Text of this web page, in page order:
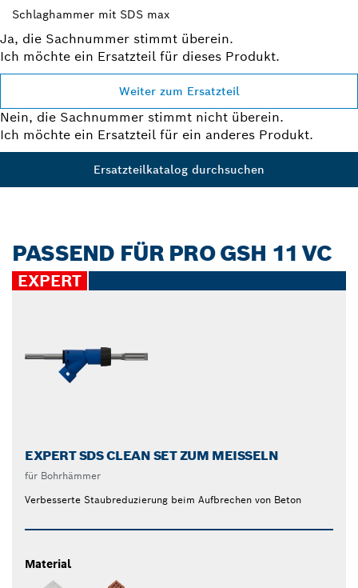
Schlaghammer mit SDS max
Ja, die Sachnummer stimmt überein.
Ich möchte ein Ersatzteil für dieses Produkt.
Weiter zum Ersatzteil
Nein, die Sachnummer stimmt nicht überein.
Ich möchte ein Ersatzteil für ein anderes Produkt.
Ersatzteilkatalog durchsuchen
PASSEND FÜR PRO GSH 11 VC
EXPERT
EXPERT SDS CLEAN SET ZUM MEISSELN
für Bohrhämmer
Verbesserte Staubreduzierung beim Aufbrechen von Beton
Material